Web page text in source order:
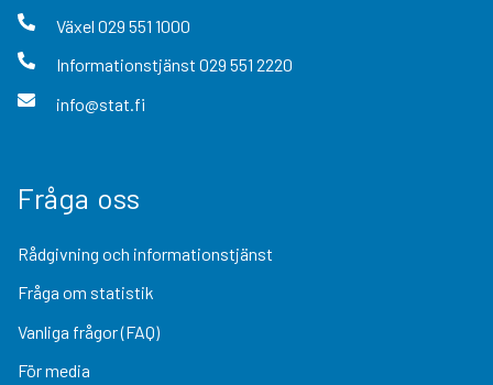
Växel 029 551 1000
Informationstjänst 029 551 2220
info@stat.fi
Fråga oss
Rådgivning och informationstjänst
Fråga om statistik
Vanliga frågor (FAQ)
För media